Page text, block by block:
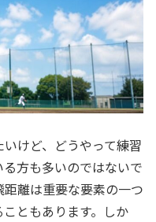
けど、どうやって練習
方も多いのではないで
離は重要な要素の一つ
ともあります。しか